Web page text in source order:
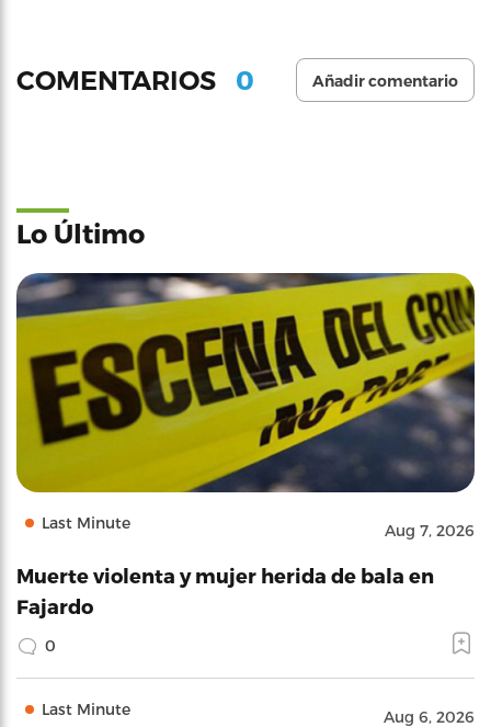
COMENTARIOS 0 Añadir comentario
Lo Último
Last Minute Aug 7, 2026
Muerte violenta y mujer herida de bala en
Fajardo
0
Last Minute Aug 6, 2026